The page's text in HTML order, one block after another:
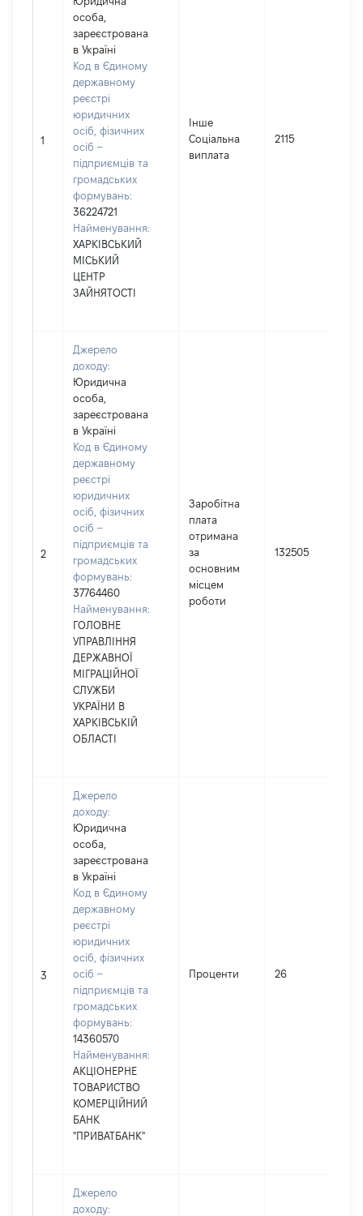
1
особа,
зареєстрована
в Україні
Код в Єдиному
державному
реєстрі
юридичних
осіб, фізичних
осіб –
підприємців та
громадських
формувань:
36224721
Найменування:
ХАРКІВСЬКИЙ
МІСЬКИЙ
ЦЕНТР
ЗАЙНЯТОСТІ
Інше
Соціальна
виплата
2115
2
Джерело
доходу:
Юридична
особа,
зареєстрована
в Україні
Код в Єдиному
державному
реєстрі
юридичних
осіб, фізичних
осіб –
підприємців та
громадських
формувань:
37764460
Найменування:
ГОЛОВНЕ
УПРАВЛІННЯ
ДЕРЖАВНОЇ
МІГРАЦІЙНОЇ
СЛУЖБИ
УКРАЇНИ В
ХАРКІВСЬКІЙ
ОБЛАСТІ
Заробітна
плата
отримана
за
основним
місцем
роботи
132505
3
Джерело
доходу:
Юридична
особа,
зареєстрована
в Україні
Код в Єдиному
державному
реєстрі
юридичних
осіб, фізичних
осіб –
підприємців та
громадських
формувань:
14360570
Найменування:
АКЦІОНЕРНЕ
ТОВАРИСТВО
КОМЕРЦІЙНИЙ
БАНК
"ПРИВАТБАНК"
Проценти 26
Джерело
доходу: